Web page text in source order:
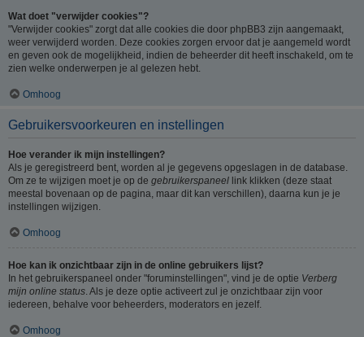
Wat doet "verwijder cookies"?
"Verwijder cookies" zorgt dat alle cookies die door phpBB3 zijn aangemaakt,
weer verwijderd worden. Deze cookies zorgen ervoor dat je aangemeld wordt
en geven ook de mogelijkheid, indien de beheerder dit heeft inschakeld, om te
zien welke onderwerpen je al gelezen hebt.
Omhoog
Gebruikersvoorkeuren en instellingen
Hoe verander ik mijn instellingen?
Als je geregistreerd bent, worden al je gegevens opgeslagen in de database.
Om ze te wijzigen moet je op de gebruikerspaneel link klikken (deze staat
meestal bovenaan op de pagina, maar dit kan verschillen), daarna kun je je
instellingen wijzigen.
Omhoog
Hoe kan ik onzichtbaar zijn in de online gebruikers lijst?
In het gebruikerspaneel onder "foruminstellingen", vind je de optie Verberg
mijn online status . Als je deze optie activeert zul je onzichtbaar zijn voor
iedereen, behalve voor beheerders, moderators en jezelf.
Omhoog